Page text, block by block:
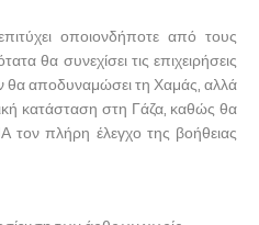
οποιονδήποτε από τους
θα συνεχίσει τις επιχειρήσεις
θα αποδυναμώσει τη Χαμάς, αλλά
κατάσταση στη Γάζα, καθώς θα
τον πλήρη έλεγχο της βοήθειας